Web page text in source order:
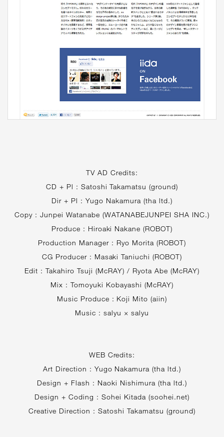
TV AD Credits:
CD + Pl : Satoshi Takamatsu (ground)
Dir + Pl : Yugo Nakamura (tha ltd.)
Copy : Junpei Watanabe (WATANABEJUNPEI SHA INC.)
Produce : Hiroaki Nakane (ROBOT)
Production Manager : Ryo Morita (ROBOT)
CG Producer : Masaki Taniuchi (ROBOT)
Edit : Takahiro Tsuji (McRAY) / Ryota Abe (McRAY)
Mix : Tomoyuki Kobayashi (McRAY)
Music Produce : Koji Mito (aiin)
Music : salyu × salyu
WEB Credits:
Art Direction : Yugo Nakamura (tha ltd.)
Design + Flash : Naoki Nishimura (tha ltd.)
Design + Coding : Sohei Kitada (soohei.net)
Creative Direction : Satoshi Takamatsu (ground)